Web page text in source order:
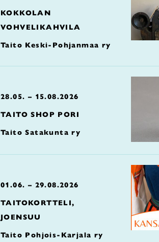
KOKKOLAN
VOHVELIKAHVILA
Taito Keski-Pohjanmaa ry
28.05. – 15.08.2026
TAITO SHOP PORI
Taito Satakunta ry
01.06. – 29.08.2026
TAITOKORTTELI,
JOENSUU
Taito Pohjois-Karjala ry